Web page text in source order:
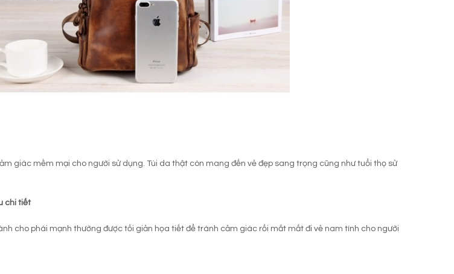
giác mềm mại cho người sử dụng. Túi da thật còn mang đến vẻ đẹp sang trọng cũng như tuổi thọ sử
chi tiết
cho phái mạnh thường được tối giản họa tiết để tránh cảm giác rối mắt mất đi vẻ nam tính cho người